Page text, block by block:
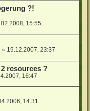
?!
15:55
« 19.12.2007, 23:37
resources ?
16:47
14:31